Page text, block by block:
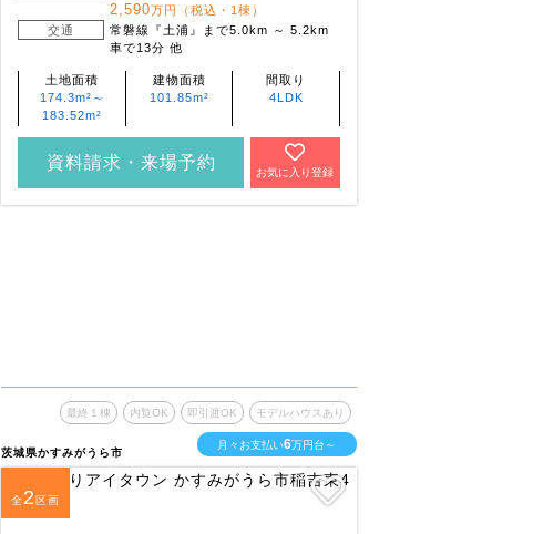
2,590万円（税込・1棟）
交通
常磐線『土浦』まで5.0km ～ 5.2km
車で13分 他
土地面積
174.3m²～
183.52m²
建物面積
101.85m²
間取り
4LDK
資料請求・来場予約
お気に入り登録
茨城県かすみがうら市
最終１棟 内覧OK 即引渡OK モデルハウスあり
月々お支払い6万円台～
全2区画